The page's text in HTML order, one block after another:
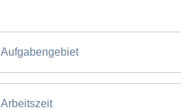
Aufgabengebiet
Arbeitszeit